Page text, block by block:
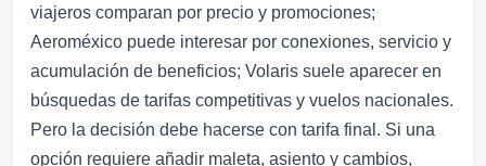
viajeros comparan por precio y promociones;
Aeroméxico puede interesar por conexiones, servicio y
acumulación de beneficios; Volaris suele aparecer en
búsquedas de tarifas competitivas y vuelos nacionales.
Pero la decisión debe hacerse con tarifa final. Si una
opción requiere añadir maleta, asiento y cambios,